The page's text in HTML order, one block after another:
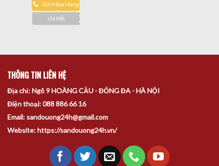
Gọi Mua Hàng
chi tiết
THÔNG TIN LIÊN HỆ
Địa chỉ: Ngõ 9 HOÀNG CẦU - ĐỐNG ĐA - HÀ NỘI
Điện thoại: 088 886 66 16
Email: sandouong24h@gmail.com
Website: https://sandouong24h.vn/